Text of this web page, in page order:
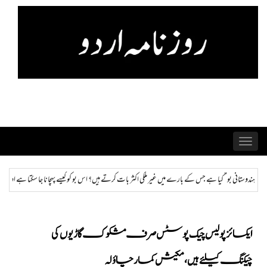
Skip
Toggle
navigation
بات کرتے ہیں؟ اس بو کو کیسے پہچانا جا سکتا ہے اور ختم کیا جا سکتا ہے؟ ہمراز: پاکستان
ایکسائز پولیس چیک پوسٹس صرف مشکوک گاڑیوں کی
چیکنگ کیلئے ہیں، مکیش کمار چاؤلہ